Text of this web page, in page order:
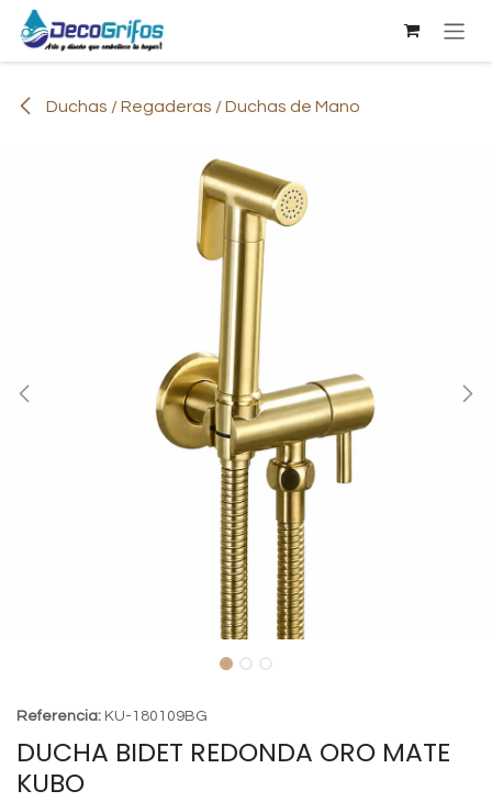
Ir al contenido
Duchas / Regaderas / Duchas de Mano
Referencia: KU-180109BG
DUCHA BIDET REDONDA ORO MATE
KUBO